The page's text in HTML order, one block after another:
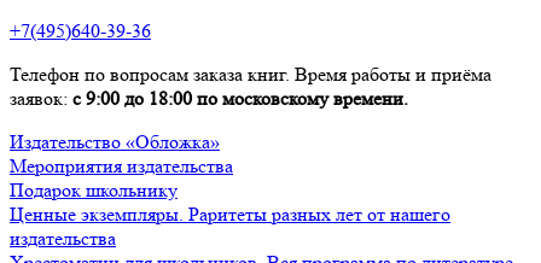
+7(495)640-39-36
Телефон по вопросам заказа книг. Время работы и приёма
заявок: с 9:00 до 18:00 по московскому времени.
Издательство «Обложка»
Мероприятия издательства
Подарок школьнику
Ценные экземпляры. Раритеты разных лет от нашего
издательства